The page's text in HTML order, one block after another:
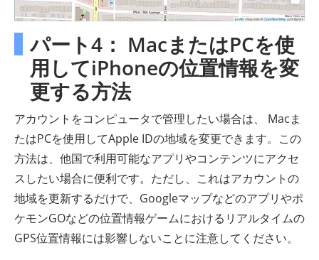
パート4： MacまたはPCを使
用してiPhoneの位置情報を変
更する方法
アカウントをコンピュータで管理したい場合は、 Macま
たはPCを使用してApple IDの地域を変更できます。この
方法は、他国で利用可能なアプリやコンテンツにアクセ
スしたい場合に便利です。ただし、これはアカウントの
地域を更新するだけで、Googleマップなどのアプリやポ
ケモンGOなどの位置情報ゲームにおけるリアルタイムの
GPS位置情報には影響しないことに注意してください。